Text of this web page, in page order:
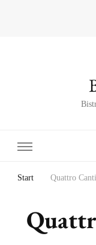
Start Quattro Canti